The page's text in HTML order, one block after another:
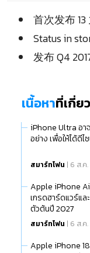
首次发布
Status in
发布 Q4
เนื้อหาที่เกี่ย
iPhone Ultra อา
อย่าง เพื่อให้ได้ดี
สมาร์ทโฟน | 6 ส.ค
Apple iPhone
เกรดฮาร์ดแวร์แล
ตัวต้นปี 2027
สมาร์ทโฟน | 6 ส.ค
Apple iPhone